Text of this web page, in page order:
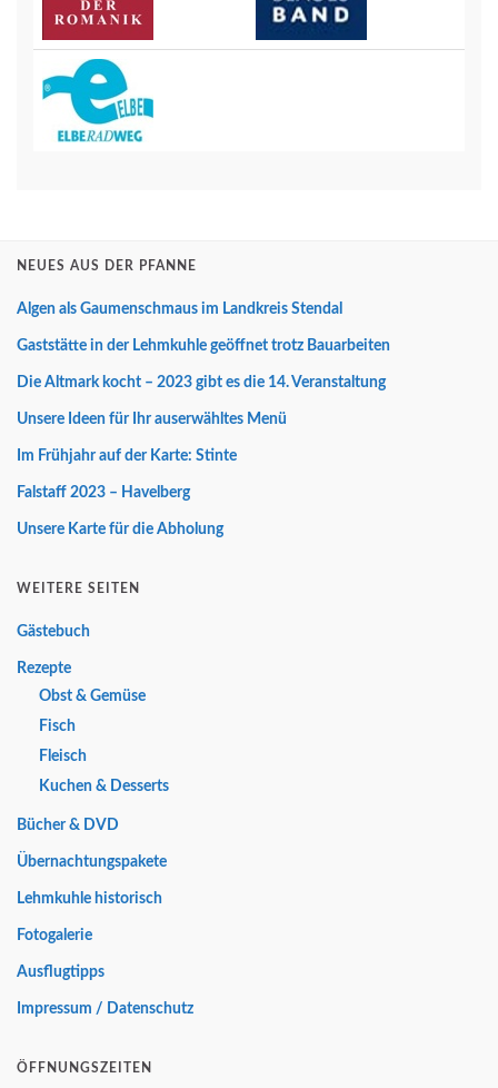
NEUES AUS DER PFANNE
Algen als Gaumenschmaus im Landkreis Stendal
Gaststätte in der Lehmkuhle geöffnet trotz Bauarbeiten
Die Altmark kocht – 2023 gibt es die 14. Veranstaltung
Unsere Ideen für Ihr auserwähltes Menü
Im Frühjahr auf der Karte: Stinte
Falstaff 2023 – Havelberg
Unsere Karte für die Abholung
WEITERE SEITEN
Gästebuch
Rezepte
Obst & Gemüse
Fisch
Fleisch
Kuchen & Desserts
Bücher & DVD
Übernachtungspakete
Lehmkuhle historisch
Fotogalerie
Ausflugtipps
Impressum / Datenschutz
ÖFFNUNGSZEITEN